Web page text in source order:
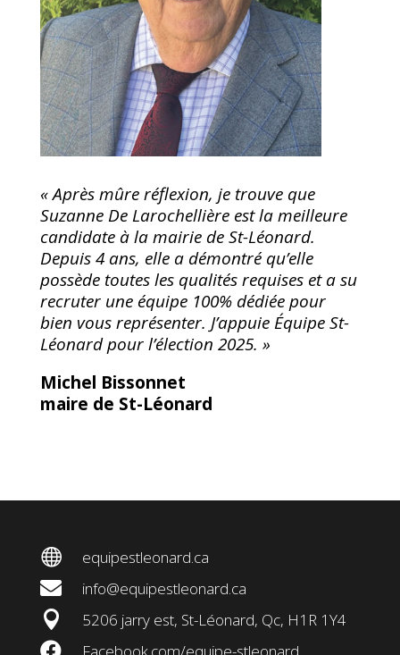
« Après mûre réflexion, je trouve que
Suzanne De Larochellière est la meilleure
candidate à la mairie de St-Léonard.
Depuis 4 ans, elle a démontré qu’elle
possède toutes les qualités requises et a su
recruter une équipe 100% dédiée pour
bien vous représenter. J’appuie Équipe St-
Léonard pour l’élection 2025. »
Michel Bissonnet
maire de St-Léonard
 equipestleonard.ca
 info@equipestleonard.ca
 5206 jarry est, St-Léonard, Qc, H1R 1Y4